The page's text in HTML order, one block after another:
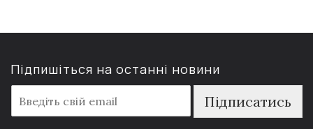
Підпишіться на останні новини
m
a
Підписатись